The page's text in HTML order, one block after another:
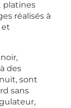
platines
réalisés à
et
des
sont
sans